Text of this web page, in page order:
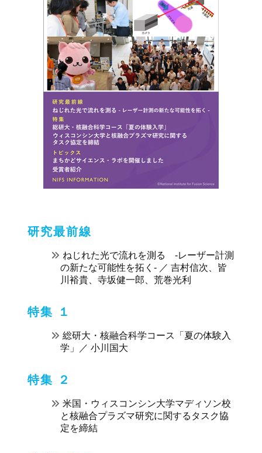
研究最前線
ねじれた光で流れを測る -レーザー計測
の新たな可能性を拓く- ／ 吉村信次、皆
川裕貴、寺坂健一郎、荒巻光利
特集 １
総研大・核融合科学コース「夏の体験入
学」／ 小川国大
特集 ２
米国・ウィスコンシン大学マディソン校
と核融合プラズマ研究に関するタスク協
定を締結